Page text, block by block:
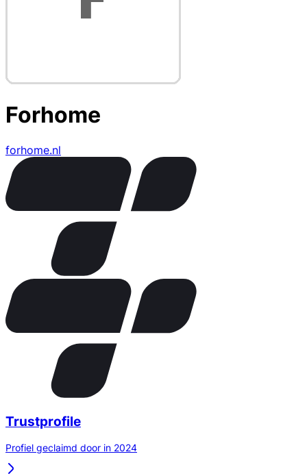
Forhome
forhome.nl
Trustprofile
Profiel geclaimd door in 2024